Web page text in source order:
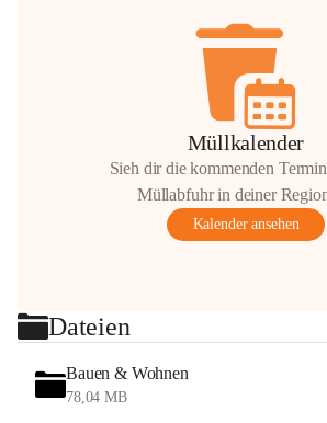
Müllkalender
Sieh dir die kommenden
Müllabfuhr in deiner
Kalender ansehen
Dateien
Bauen & Wohnen
78,04 MB